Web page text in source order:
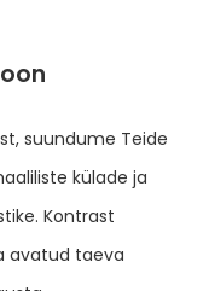
suundume Teide
külade ja
Kontrast
avatud taeva